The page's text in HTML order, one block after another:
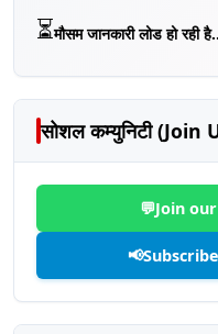
⏳मौसम जानकारी लोड हो रही
सोशल कम्युनिटी (Join
💬Join
📢